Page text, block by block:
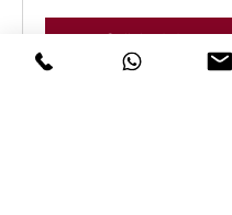
Solicitud de